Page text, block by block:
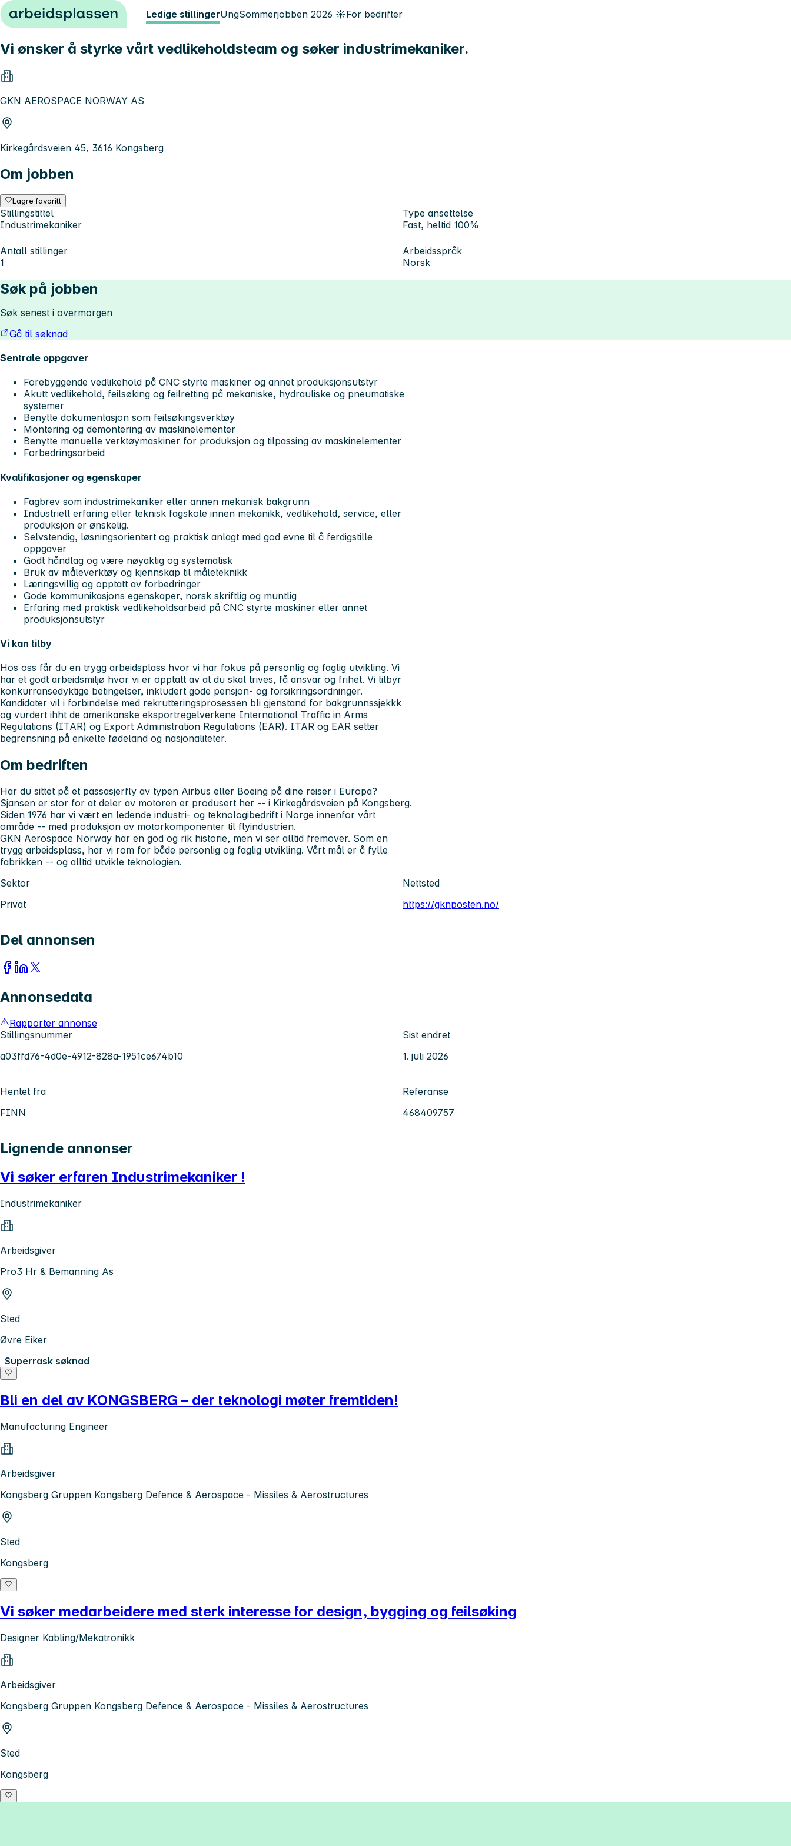
Hopp til innhold Ledige stillingerUngSommerjobben 2026 ☀️For bedrifter
Vi ønsker å styrke vårt vedlikeholdsteam og søker industrimekaniker.
GKN AEROSPACE NORWAY AS
Kirkegårdsveien 45, 3616 Kongsberg
Om jobben
Lagre favoritt
Stillingstittel
Industrimekaniker
Type ansettelse
Fast, heltid 100%
Antall stillinger
1
Arbeidsspråk
Norsk
Søk på jobben
Søk senest i overmorgen
Gå til søknad
Sentrale oppgaver
Forebyggende vedlikehold på CNC styrte maskiner og annet produksjonsutstyr
Akutt vedlikehold, feilsøking og feilretting på mekaniske, hydrauliske og pneumatiske
systemer
Benytte dokumentasjon som feilsøkingsverktøy
Montering og demontering av maskinelementer
Benytte manuelle verktøymaskiner for produksjon og tilpassing av maskinelementer
Forbedringsarbeid
Kvalifikasjoner og egenskaper
Fagbrev som industrimekaniker eller annen mekanisk bakgrunn
Industriell erfaring eller teknisk fagskole innen mekanikk, vedlikehold, service, eller
produksjon er ønskelig.
Selvstendig, løsningsorientert og praktisk anlagt med god evne til å ferdigstille
oppgaver
Godt håndlag og være nøyaktig og systematisk
Bruk av måleverktøy og kjennskap til måleteknikk
Læringsvillig og opptatt av forbedringer
Gode kommunikasjons egenskaper, norsk skriftlig og muntlig
Erfaring med praktisk vedlikeholdsarbeid på CNC styrte maskiner eller annet
produksjonsutstyr
Vi kan tilby
Hos oss får du en trygg arbeidsplass hvor vi har fokus på personlig og faglig utvikling. Vi
har et godt arbeidsmiljø hvor vi er opptatt av at du skal trives, få ansvar og frihet. Vi tilbyr
konkurransedyktige betingelser, inkludert gode pensjon- og forsikringsordninger.
Kandidater vil i forbindelse med rekrutteringsprosessen bli gjenstand for bakgrunnssjekkk
og vurdert ihht de amerikanske eksportregelverkene International Traffic in Arms
Regulations (ITAR) og Export Administration Regulations (EAR). ITAR og EAR setter
begrensning på enkelte fødeland og nasjonaliteter.
Om bedriften
Har du sittet på et passasjerfly av typen Airbus eller Boeing på dine reiser i Europa?
Sjansen er stor for at deler av motoren er produsert her -- i Kirkegårdsveien på Kongsberg.
Siden 1976 har vi vært en ledende industri- og teknologibedrift i Norge innenfor vårt
område -- med produksjon av motorkomponenter til flyindustrien.
GKN Aerospace Norway har en god og rik historie, men vi ser alltid fremover. Som en
trygg arbeidsplass, har vi rom for både personlig og faglig utvikling. Vårt mål er å fylle
fabrikken -- og alltid utvikle teknologien.
Sektor
Privat
Nettsted
https://gknposten.no/
Del annonsen
Annonsedata
Rapporter annonse
Stillingsnummer
a03ffd76-4d0e-4912-828a-1951ce674b10
Sist endret
1. juli 2026
Hentet fra
FINN
Referanse
468409757
Lignende annonser
Vi søker erfaren Industrimekaniker !
Industrimekaniker
Arbeidsgiver
Pro3 Hr & Bemanning As
Sted
Øvre Eiker
Superrask søknad
Bli en del av KONGSBERG – der teknologi møter fremtiden!
Manufacturing Engineer
Arbeidsgiver
Kongsberg Gruppen Kongsberg Defence & Aerospace - Missiles & Aerostructures
Sted
Kongsberg
Vi søker medarbeidere med sterk interesse for design, bygging og feilsøking
Designer Kabling/Mekatronikk
Arbeidsgiver
Kongsberg Gruppen Kongsberg Defence & Aerospace - Missiles & Aerostructures
Sted
Kongsberg